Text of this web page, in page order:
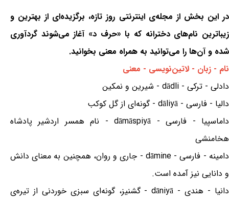
در این بخش از مجله‌ی اینترنتی روز تازه، برگزیده‌ای از بهترین و
زیباترین نام‌های دخترانه که با «حرف د» آغاز می‌شوند گردآوری
شده و آن‌ها را می‌توانید به همراه معنی بخوانید.
نام - زبان - لاتین‌نویسی - معنی
دادلی - ترکی - dādli - شیرین و نمکین
دالیا - فارسی - dāliyā - گونه‌ای از گل کوکب
داماسپیا - فارسی - dāmāspiyā - نام همسر اردشیر پادشاه
هخامنشی
دامینه - فارسی - dāmine - جاری و روان، همچنین به معنای دانش
و دانایی نیز آمده است.
دانیا - هندی - dāniyā - گشنیز، گونه‌ای سبزی خوردنی از تیره‌ی